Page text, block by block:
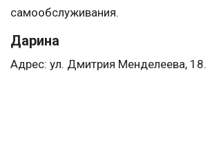
самообслуживания.
Дарина
Адрес: ул. Дмитрия Менделеева, 18.